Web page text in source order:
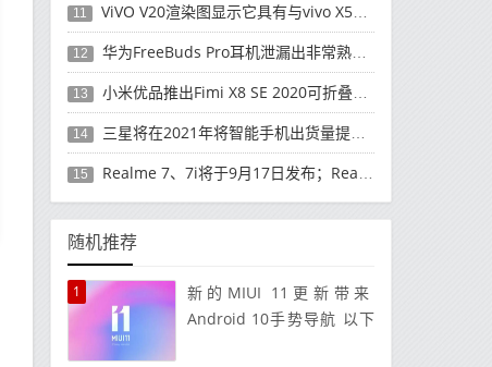
11 ViVO V20渲染图显示它具有与vivo X50 Pro类似的后部设计
12 华为FreeBuds Pro耳机泄漏出非常熟悉的设计
13 小米优品推出Fimi X8 SE 2020可折叠无人机
14 三星将在2021年将智能手机出货量提高至3亿部
15 Realme 7、7i将于9月17日发布；Realme 7i的完整规格并导致泄漏
随机推荐
1
新的MIUI 11更新带来
Android 10手势导航 以下